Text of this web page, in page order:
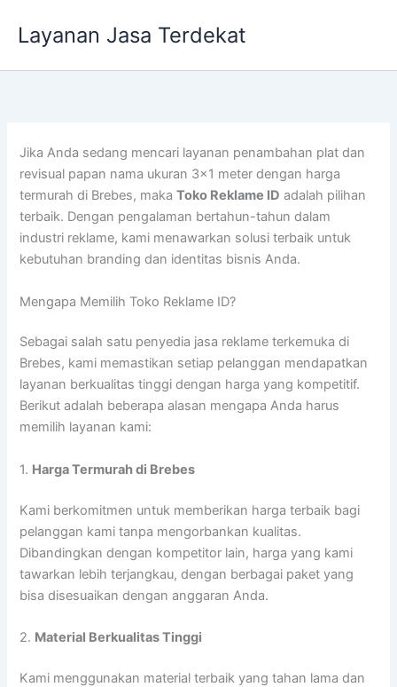
Layanan Jasa Terdekat
Jika Anda sedang mencari layanan penambahan plat dan
revisual papan nama ukuran 3×1 meter dengan harga
termurah di Brebes, makaToko Reklame ID adalah pilihan
terbaik. Dengan pengalaman bertahun-tahun dalam
industri reklame, kami menawarkan solusi terbaik untuk
kebutuhan branding dan identitas bisnis Anda.
Mengapa Memilih Toko Reklame ID?
Sebagai salah satu penyedia jasa reklame terkemuka di
Brebes, kami memastikan setiap pelanggan mendapatkan
layanan berkualitas tinggi dengan harga yang kompetitif.
Berikut adalah beberapa alasan mengapa Anda harus
memilih layanan kami:
1. Harga Termurah di Brebes
Kami berkomitmen untuk memberikan harga terbaik bagi
pelanggan kami tanpa mengorbankan kualitas.
Dibandingkan dengan kompetitor lain, harga yang kami
tawarkan lebih terjangkau, dengan berbagai paket yang
bisa disesuaikan dengan anggaran Anda.
2. Material Berkualitas Tinggi
Kami menggunakan material terbaik yang tahan lama dan